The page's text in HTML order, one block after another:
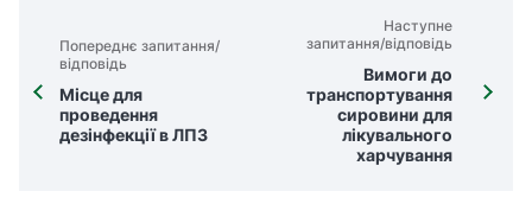
Попереднє запитання/
відповідь
Місце для
проведення
дезінфекції в ЛПЗ
Наступне
запитання/відповідь
Вимоги до
транспортування
сировини для
лікувального
харчування